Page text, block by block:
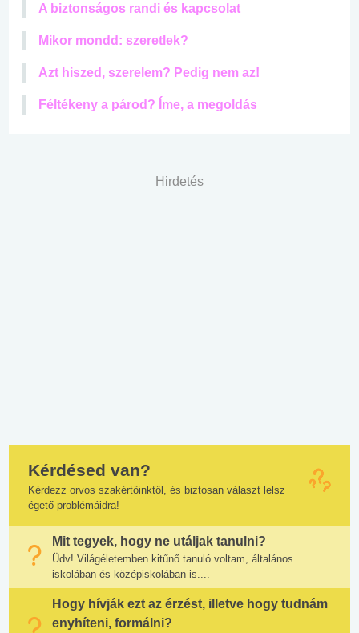
A biztonságos randi és kapcsolat
Mikor mondd: szeretlek?
Azt hiszed, szerelem? Pedig nem az!
Féltékeny a párod? Íme, a megoldás
Hirdetés
Kérdésed van?
Kérdezz orvos szakértőinktől, és biztosan választ lelsz
égető problémáidra!
Mit tegyek, hogy ne utáljak tanulni?
Üdv! Világéletemben kitűnő tanuló voltam, általános
iskolában és középiskolában is....
Hogy hívják ezt az érzést, illetve hogy tudnám
enyhíteni, formálni?